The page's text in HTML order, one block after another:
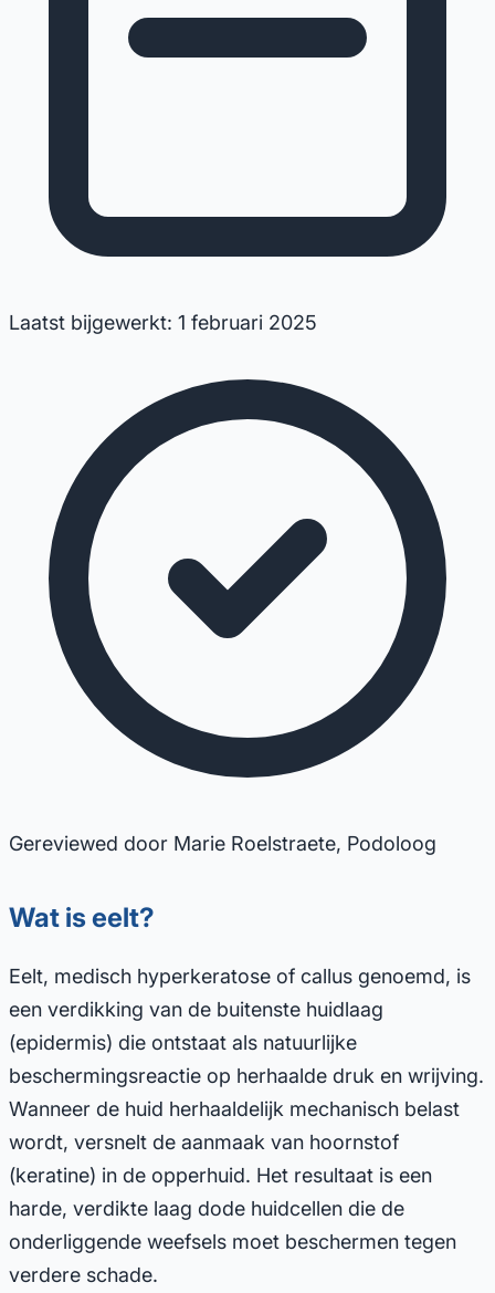
Laatst bijgewerkt: 1 februari 2025
Gereviewed door Marie Roelstraete, Podoloog
Wat is eelt?
Eelt, medisch hyperkeratose of callus genoemd, is
een verdikking van de buitenste huidlaag
(epidermis) die ontstaat als natuurlijke
beschermingsreactie op herhaalde druk en wrijving.
Wanneer de huid herhaaldelijk mechanisch belast
wordt, versnelt de aanmaak van hoornstof
(keratine) in de opperhuid. Het resultaat is een
harde, verdikte laag dode huidcellen die de
onderliggende weefsels moet beschermen tegen
verdere schade.